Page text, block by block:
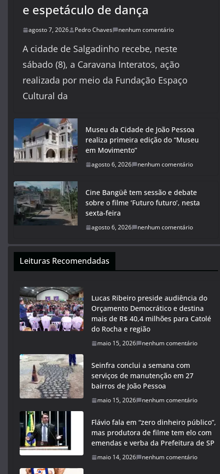
e espetáculo de dança
agosto 7, 2026 Pedro Chaves nenhum comentário
A cidade de Salgadinho recebe, neste
sábado (8), a Caravana Interatos, ação
realizada por meio da Fundação Espaço
Cultural da
Museu da Cidade de João Pessoa
realiza primeira edição do “Museu
em Movimento”
agosto 6, 2026 nenhum comentário
Cine Bangüê tem sessão e debate
sobre o filme ‘Futuro futuro’, nesta
sexta-feira
agosto 6, 2026 nenhum comentário
Leituras Recomendadas
Lucas Ribeiro preside audiência do
Orçamento Democrático e destina
mais de R$ 40,4 milhões para Catolé
do Rocha e região
maio 15, 2026 nenhum comentário
Seinfra conclui a semana com
serviços de manutenção em 27
bairros de João Pessoa
maio 15, 2026 nenhum comentário
Flávio fala em “zero dinheiro público”,
mas produtora de filme tem elo com
emendas e verba da Prefeitura de SP
maio 14, 2026 nenhum comentário